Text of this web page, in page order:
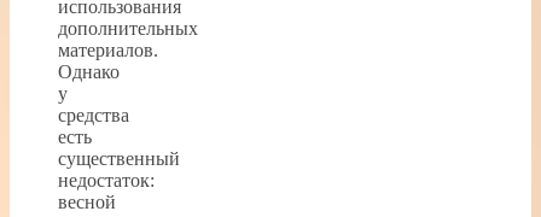
использования
дополнительных
материалов.
Однако
у
средства
есть
существенный
недостаток:
весной